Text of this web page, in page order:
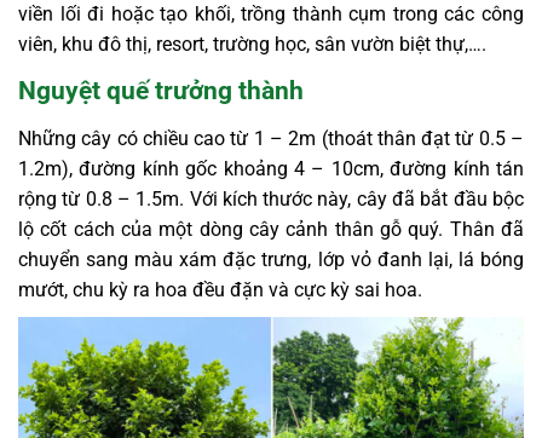
viền lối đi hoặc tạo khối, trồng thành cụm trong các công
viên, khu đô thị, resort, trường học, sân vườn biệt thự,….
Nguyệt quế trưởng thành
Những cây có chiều cao từ 1 – 2m (thoát thân đạt từ 0.5 –
1.2m), đường kính gốc khoảng 4 – 10cm, đường kính tán
rộng từ 0.8 – 1.5m. Với kích thước này, cây đã bắt đầu bộc
lộ cốt cách của một dòng cây cảnh thân gỗ quý. Thân đã
chuyển sang màu xám đặc trưng, lớp vỏ đanh lại, lá bóng
mướt, chu kỳ ra hoa đều đặn và cực kỳ sai hoa.